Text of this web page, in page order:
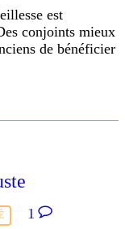
est
conjoints mieux
de bénéficier
1